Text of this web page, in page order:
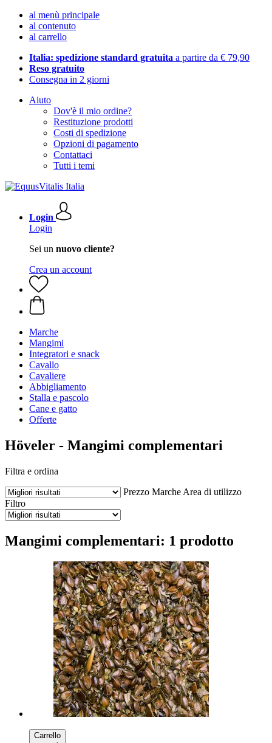
al menù principale
al contenuto
al carrello
Italia: spedizione standard gratuita a partire da € 79,90
Reso gratuito
Consegna in 2 giorni
Aiuto
Dov'è il mio ordine?
Restituzione prodotti
Costi di spedizione
Opzioni di pagamento
Contattaci
Tutti i temi
Login
Login
Sei un nuovo cliente?
Crea un account
Marche
Mangimi
Integratori e snack
Cavallo
Cavaliere
Abbigliamento
Stalla e pascolo
Cane e gatto
Offerte
Höveler - Mangimi complementari
Filtra e ordina
Prezzo Marche Area di utilizzo
Filtro
Mangimi complementari: 1 prodotto
Carrello